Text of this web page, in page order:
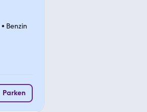
• Benzin
Parken